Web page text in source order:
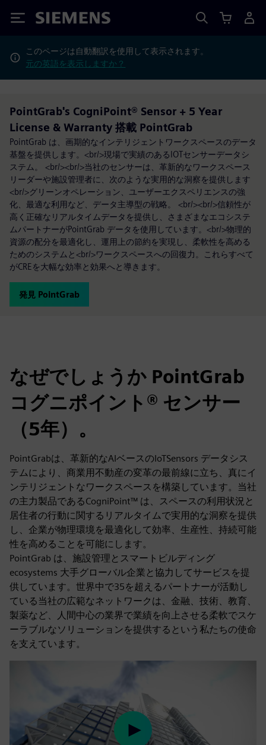
Siemens
このページは自動翻訳を使用して表示されます。
元の英語を表示しますか？
PointGrab's CogniPoint® Sensor + 5 Year
License & Warranty 搭載 PointGrab
PointGrab は、画期的なインテリジェントワークスペースのデータ
基盤を提供します。<br/>現場で実績のあるIOTセンサーデータシ
ステム。 <br/><br/>当社のセンサーは、革新的なワークスペース
リーダーや施設管理者に、次のような実用的な洞察を提供します
<br/>グリーンオペレーション、ユーザーエクスペリエンスの強
化、最適な利用など、データ主導型の戦略。 <br/><br/>信頼性が
高く正確なリアルタイムデータを提供し、さまざまなエコシステ
ムパートナーがPointGrab データを使用しています。<br/>物理的
資源の配分を最適化し、運用上の節約を実現し、柔軟性を高める
ためのシステムと<br/>ワークスペースへの回復力。これらすべて
がCREを大幅な効率と効果へと導きます。
発見 PointGrab
なぜでしょうか PointGrab
コグニポイント® センサー
（5年）。
PointGrabは、革新的なAIベースのIoTSensors データシス
テムにより、商業用不動産の変革の最前線に立ち、真にイ
ンテリジェントなワークスペースを構築しています。当社
の主力製品であるCogniPoint™ は、スペースの利用状況と
居住者の行動に関するリアルタイムで実用的な洞察を提供
し、企業が物理環境を最適化して効率、生産性、持続可能
性を高めることを可能にします。
PointGrab は、施設管理とスマートビルディング
ecosystems 大手グローバル企業と協力してサービスを提
供しています。世界中で35を超えるパートナーが活動し
ている当社の広範なネットワークは、金融、技術、教育、
製薬など、人間中心の業界で業績を向上させる柔軟でスケ
ーラブルなソリューションを提供するという私たちの使命
を支えています。
Play